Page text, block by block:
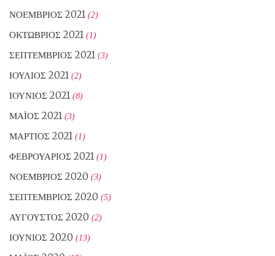
ΝΟΈΜΒΡΙΟΣ 2021 (2)
ΟΚΤΏΒΡΙΟΣ 2021 (1)
ΣΕΠΤΈΜΒΡΙΟΣ 2021 (3)
ΙΟΎΛΙΟΣ 2021 (2)
ΙΟΎΝΙΟΣ 2021 (8)
ΜΆΙΟΣ 2021 (3)
ΜΆΡΤΙΟΣ 2021 (1)
ΦΕΒΡΟΥΆΡΙΟΣ 2021 (1)
ΝΟΈΜΒΡΙΟΣ 2020 (3)
ΣΕΠΤΈΜΒΡΙΟΣ 2020 (5)
ΑΎΓΟΥΣΤΟΣ 2020 (2)
ΙΟΎΝΙΟΣ 2020 (13)